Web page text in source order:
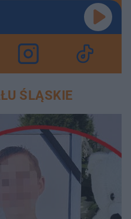
ŚLĄSKIE